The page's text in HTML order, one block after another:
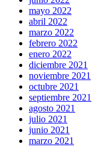
mayo 2022
abril 2022
marzo 2022
febrero 2022
enero 2022
diciembre 2021
noviembre 2021
octubre 2021
septiembre 2021
agosto 2021
julio 2021
junio 2021
marzo 2021